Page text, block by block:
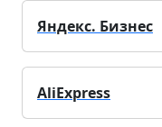
Яндекс. Бизнес
AliExpress